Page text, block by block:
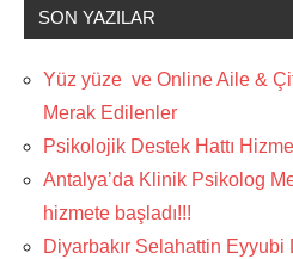
SON YAZILAR
Yüz yüze ve Online Aile &
Merak Edilenler
Psikolojik Destek Hattı
Antalya’da Klinik Psikolog
hizmete başladı!!!
Diyarbakır Selahattin